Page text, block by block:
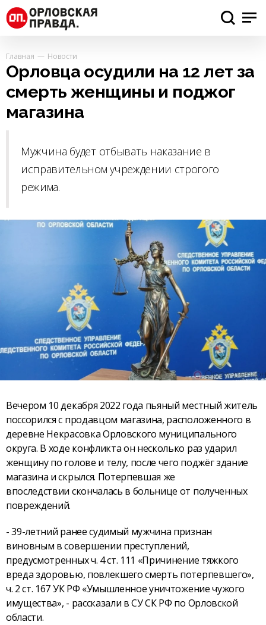
Главная Новости
Орловца осудили на 12 лет за
смерть женщины и поджог
магазина
Мужчина будет отбывать наказание в
исправительном учреждении строгого
режима.
Вечером 10 декабря 2022 года пьяный местный житель
поссорился с продавцом магазина, расположенного в
деревне Некрасовка Орловского муниципального
округа. В ходе конфликта он несколько раз ударил
женщину по голове и телу, после чего поджёг здание
магазина и скрылся. Потерпевшая же
впоследствии скончалась в больнице от полученных
повреждений.
- 39-летний ранее судимый мужчина признан
виновным в совершении преступлений,
предусмотренных ч. 4 ст. 111 «Причинение тяжкого
вреда здоровью, повлекшего смерть потерпевшего»,
ч. 2 ст. 167 УК РФ «Умышленное уничтожение чужого
имущества», - рассказали в СУ СК РФ по Орловской
области.